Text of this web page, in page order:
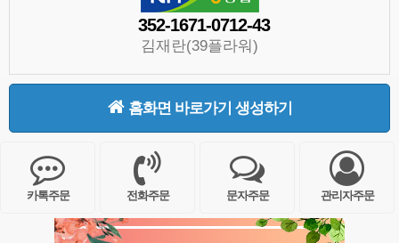
352-1671-0712-43
김재란(39플라워)
홈화면 바로가기 생성하기
카톡주문 전화주문 문자주문 관리자주문